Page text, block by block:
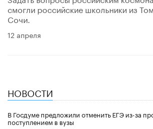
смогли российские школьники из
Сочи.
12 апреля
НОВОСТИ
В Госдуме предложили отменить ЕГЭ из-за
поступлением в вузы